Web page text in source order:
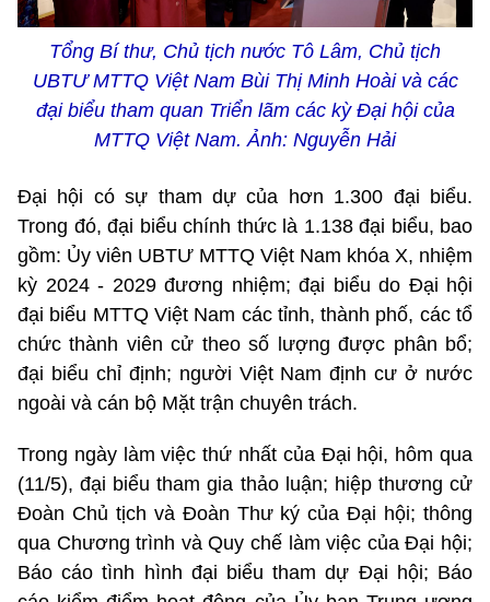
Tổng Bí thư, Chủ tịch nước Tô Lâm, Chủ tịch
UBTƯ MTTQ Việt Nam Bùi Thị Minh Hoài và các
đại biểu tham quan Triển lãm các kỳ Đại hội của
MTTQ Việt Nam. Ảnh: Nguyễn Hải
Đại hội có sự tham dự của hơn 1.300 đại biểu.
Trong đó, đại biểu chính thức là 1.138 đại biểu, bao
gồm: Ủy viên UBTƯ MTTQ Việt Nam khóa X, nhiệm
kỳ 2024 - 2029 đương nhiệm; đại biểu do Đại hội
đại biểu MTTQ Việt Nam các tỉnh, thành phố, các tổ
chức thành viên cử theo số lượng được phân bổ;
đại biểu chỉ định; người Việt Nam định cư ở nước
ngoài và cán bộ Mặt trận chuyên trách.
Trong ngày làm việc thứ nhất của Đại hội, hôm qua
(11/5), đại biểu tham gia thảo luận; hiệp thương cử
Đoàn Chủ tịch và Đoàn Thư ký của Đại hội; thông
qua Chương trình và Quy chế làm việc của Đại hội;
Báo cáo tình hình đại biểu tham dự Đại hội; Báo